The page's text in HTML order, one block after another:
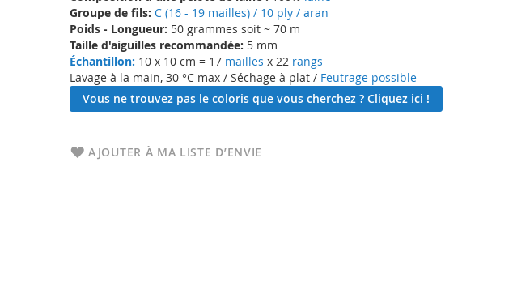
Groupe de fils: C (16 - 19 mailles) / 10 ply / aran
Poids - Longueur: 50 grammes soit ~ 70 m
Taille d'aiguilles recommandée: 5 mm
Échantillon: 10 x 10 cm = 17 mailles x 22 rangs
Lavage à la main, 30 °C max / Séchage à plat / Feutrage possible
Vous ne trouvez pas le coloris que vous cherchez ? Cliquez ici !
AJOUTER À MA LISTE D’ENVIE